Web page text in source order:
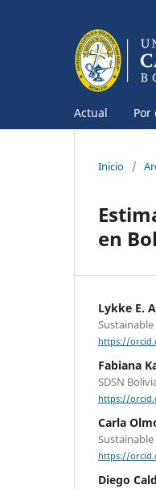
Actual Por
Inicio /
en
Lykke E.
https://
Fabiana
SDSN
https://
Carla
https://
Diego